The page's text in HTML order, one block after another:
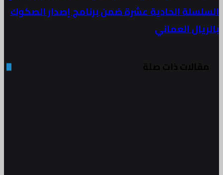
الحادية عشرة ضمن برنامج إصدار الصكوك
العماني
ذات صلة